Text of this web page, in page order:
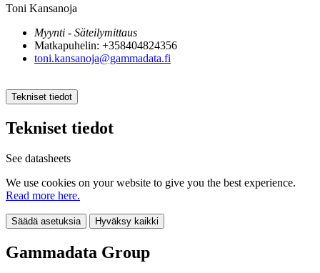
Toni Kansanoja
Myynti - Säteilymittaus
Matkapuhelin: +358404824356
toni.kansanoja@gammadata.fi
Tekniset tiedot
Tekniset tiedot
See datasheets
We use cookies on your website to give you the best experience.
Read more here.
Säädä asetuksia Hyväksy kaikki
Gammadata Group